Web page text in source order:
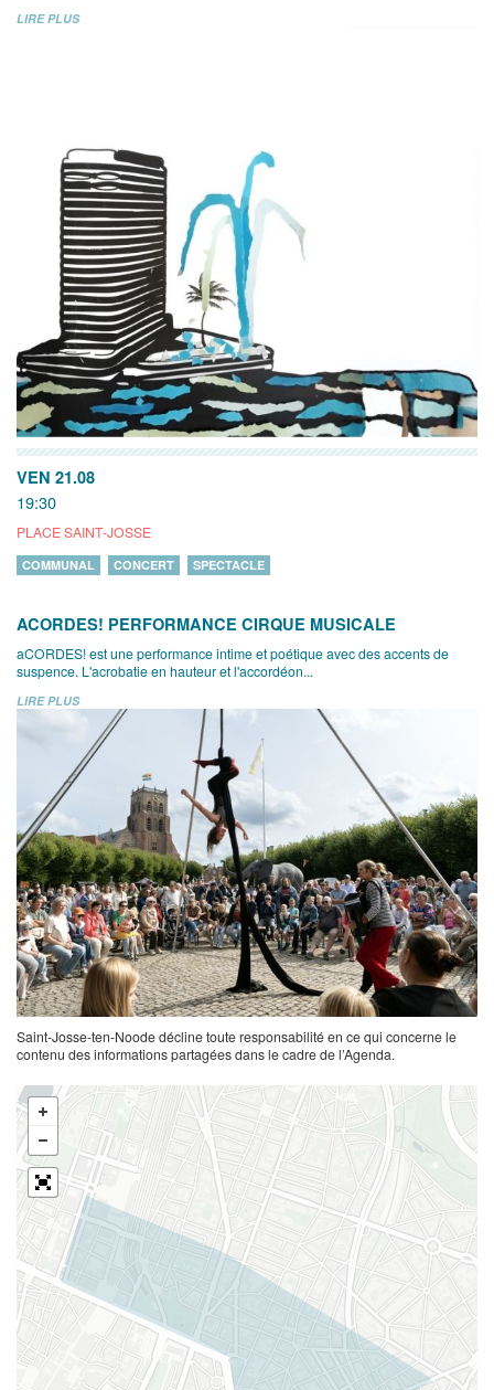
LIRE PLUS
VEN 21.08
19:30
PLACE SAINT-JOSSE
COMMUNAL CONCERT SPECTACLE
ACORDES! PERFORMANCE CIRQUE MUSICALE
aCORDES! est une performance intime et poétique avec des accents de
suspence. L'acrobatie en hauteur et l'accordéon...
LIRE PLUS
Saint-Josse-ten-Noode décline toute responsabilité en ce qui concerne le
contenu des informations partagées dans le cadre de l’Agenda.